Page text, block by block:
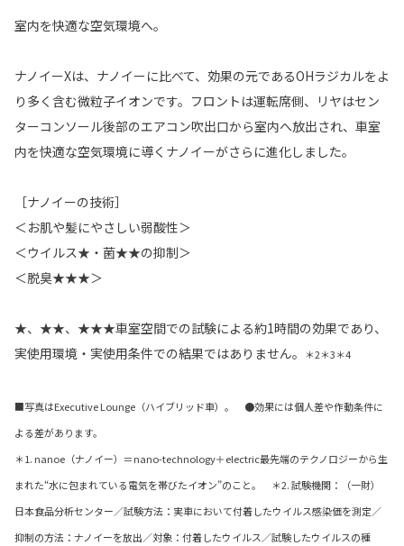
室内を快適な空気環境へ。
ナノイーXは、ナノイーに比べて、効果の元であるOHラジカルをよ
り多く含む微粒子イオンです。フロントは運転席側、リヤはセン
ターコンソール後部のエアコン吹出口から室内へ放出され、車室
内を快適な空気環境に導くナノイーがさらに進化しました。
［ナノイーの技術］
＜お肌や髪にやさしい弱酸性＞
＜ウイルス★・菌★★の抑制＞
＜脱臭★★★＞
★、★★、★★★車室空間での試験による約1時間の効果であり、
実使用環境・実使用条件での結果ではありません。
＊2＊3＊4
■写真はExecutive Lounge（ハイブリッド車）。 ●効果には個人差や作動条件に
よる差があります。
＊1. nanoe（ナノイー）＝nano-technology＋electric最先端のテクノロジーから生
まれた“水に包まれている電気を帯びたイオン”のこと。 ＊2. 試験機関：（一財）
日本食品分析センター／試験方法：実車において付着したウイルス感染価を測定／
抑制の方法：ナノイーを放出／対象：付着したウイルス／試験したウイルスの種